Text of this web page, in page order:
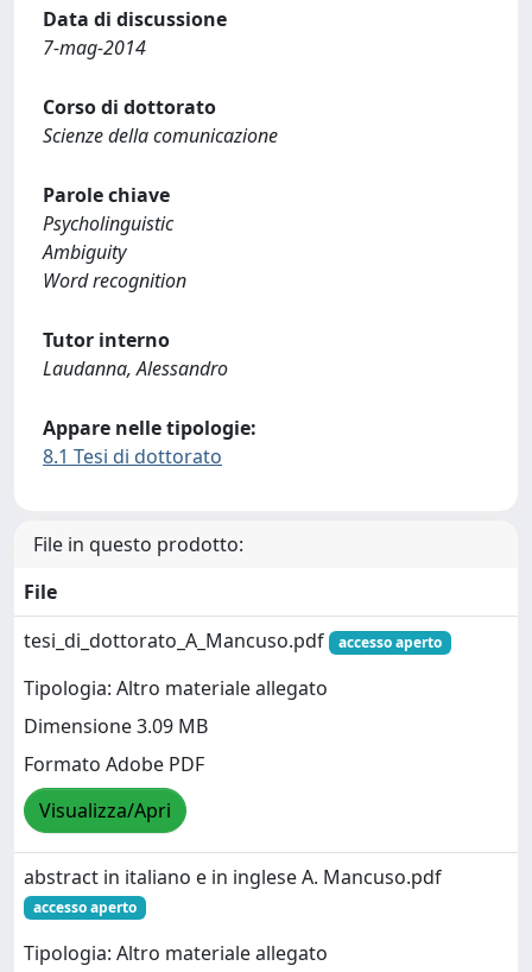
Data di discussione
7-mag-2014
Corso di dottorato
Scienze della comunicazione
Parole chiave
Psycholinguistic
Ambiguity
Word recognition
Tutor interno
Laudanna, Alessandro
Appare nelle tipologie:
8.1 Tesi di dottorato
File in questo prodotto:
File
tesi_di_dottorato_A_Mancuso.pdf
accesso aperto
Tipologia: Altro materiale allegato
Dimensione 3.09 MB
Formato Adobe PDF
Visualizza/Apri
abstract in italiano e in inglese A. Mancuso.pdf
accesso aperto
Tipologia: Altro materiale allegato